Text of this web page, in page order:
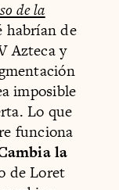
de la
habrían de
Azteca y
imposible
Lo que
funciona
la
de Loret